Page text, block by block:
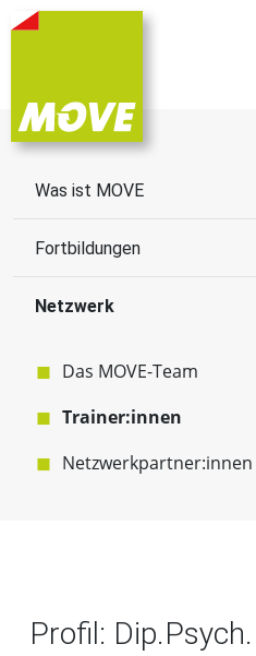
Was ist MOVE
Fortbildungen
Netzwerk
Das MOVE-Team
Trainer:innen
Netzwerkpartner:innen
Profil: